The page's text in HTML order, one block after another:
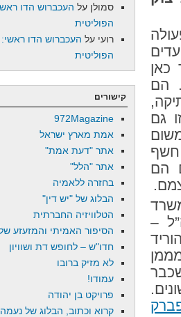
כאן
הם
גם
חשף
הם
–
סמולן על העכברוש הדו
הפוליטית
רועי על העכברוש הדו
הפוליטית
קישורים
972Magazine
אמת מארץ ישראל
אתר "דעת אמת"
אתר "הלל"
בחזרה ללאמיה
הבלוג של "יש דין"
הטלוויזיה החברתית
הסיפור האמיתי והמזעזע
חדו"ש – לחופש דת ושוויון
לא מזיק ברובו
עמודו!
פרויקט בן יהודה
קרוא וכתוב, הבלוג של